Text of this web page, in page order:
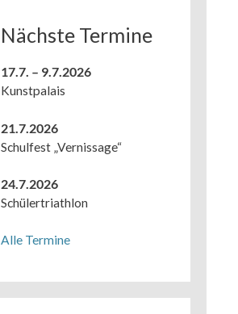
Nächste Termine
17.7. – 9.7.2026
Kunstpalais
21.7.2026
Schulfest „Vernissage“
24.7.2026
Schülertriathlon
Alle Termine